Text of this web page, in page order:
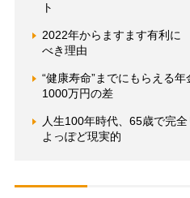
ト
2022年からますます有利に
べき理由
“健康寿命”までにもらえる
1000万円の差
人生100年時代、65歳で完
よっぽど現実的